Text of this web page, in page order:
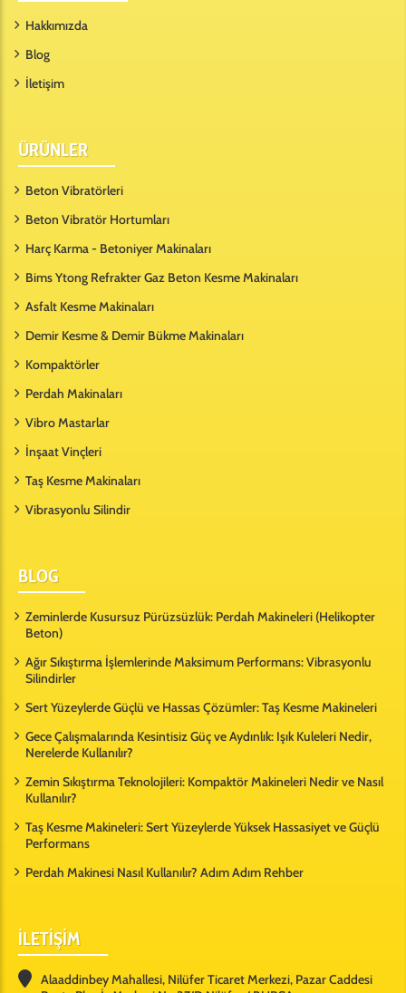
Hakkımızda
Blog
İletişim
ÜRÜNLER
Beton Vibratörleri
Beton Vibratör Hortumları
Harç Karma - Betoniyer Makinaları
Bims Ytong Refrakter Gaz Beton Kesme Makinaları
Asfalt Kesme Makinaları
Demir Kesme & Demir Bükme Makinaları
Kompaktörler
Perdah Makinaları
Vibro Mastarlar
İnşaat Vinçleri
Taş Kesme Makinaları
Vibrasyonlu Silindir
BLOG
Zeminlerde Kusursuz Pürüzsüzlük: Perdah Makineleri (Helikopter
Beton)
Ağır Sıkıştırma İşlemlerinde Maksimum Performans: Vibrasyonlu
Silindirler
Sert Yüzeylerde Güçlü ve Hassas Çözümler: Taş Kesme Makineleri
Gece Çalışmalarında Kesintisiz Güç ve Aydınlık: Işık Kuleleri Nedir,
Nerelerde Kullanılır?
Zemin Sıkıştırma Teknolojileri: Kompaktör Makineleri Nedir ve Nasıl
Kullanılır?
Taş Kesme Makineleri: Sert Yüzeylerde Yüksek Hassasiyet ve Güçlü
Performans
Perdah Makinesi Nasıl Kullanılır? Adım Adım Rehber
İLETİŞİM
Alaaddinbey Mahallesi, Nilüfer Ticaret Merkezi, Pazar Caddesi